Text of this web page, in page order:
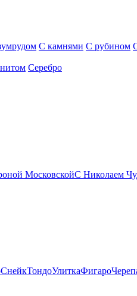
С камнями С рубином
Серебро
МосковскойС Николаем
СнейкТондоУлиткаФигаро